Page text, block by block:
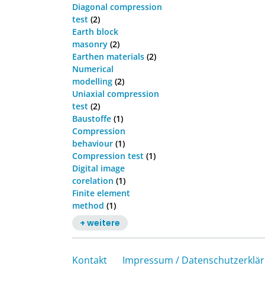
Diagonal compression
test (2)
Earth block
masonry (2)
Earthen materials (2)
Numerical
modelling (2)
Uniaxial compression
test (2)
Baustoffe (1)
Compression
behaviour (1)
Compression test (1)
Digital image
corelation (1)
Finite element
method (1)
+ weitere
Kontakt Impressum /